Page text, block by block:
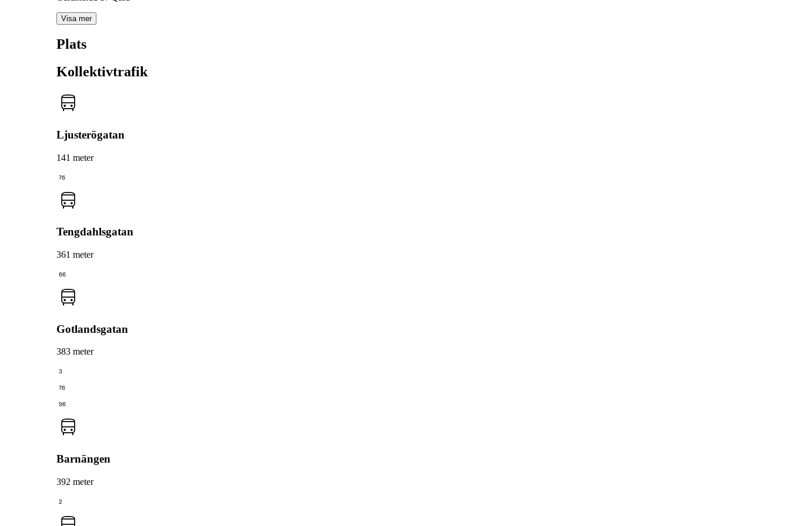
Visa mer
Plats
Kollektivtrafik
Ljusterögatan
141 meter
76
Tengdahlsgatan
361 meter
66
Gotlandsgatan
383 meter
3
76
96
Barnängen
392 meter
2